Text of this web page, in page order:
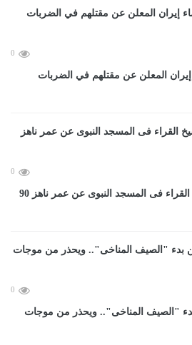
0
المعلن عن مقتلهم في الضربات
0
رحيل بشير أحمد صديق شيخ القراء فى المسجد النبوى عن عمر ناهز 90
0
"الصيف المناخى".. ويحذر من موجات